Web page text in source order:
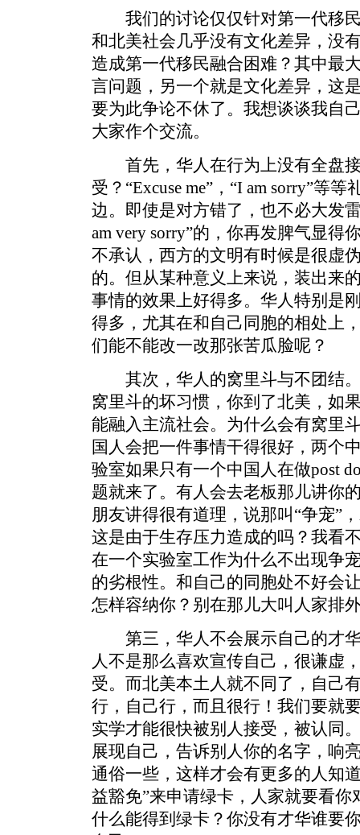
我们的讨论仅仅针对第一代移民
和北美社会几乎没有文化差异，没
造成第一代移民融合困难？其中最
言问题，另一个就是文化差异，这
要为此争论不休了。我想谈谈我自
大家作个交流。
首先，华人在行为上没有全盘接
受？“Excuse me”，“I am sorry”等
边。即使是对方错了，也不必大发
am very sorry”的，你再发脾气显得
不承认，西方的文明有时候是很虚
的。但从某种意义上来说，装出来
事情的效果上好得多。华人特别是
得多，尤其在和自己同胞的相处上
们能不能改一改那张苦瓜脸呢？
其次，华人的窝里斗与不团结。
窝里斗的坏习惯，你到了北美，如
能融入主流社会。为什么会有窝里
国人会把一件事情干得很好，两个
验室如果只有一个中国人在做post
题就来了。有人会去老板那儿讲你
朋友讲得很有道理，说那叫“争宠”
这是由于生存压力造成的吗？我看
在一个实验室工作为什么不出现争
的劣根性。和自己的同胞处不好会
怎样容纳你？别在那儿大叫人家排
第三，华人不会展示自己的才华
人不是那么喜欢宣传自己，很谦虚
受。而北美本土人就不同了，自己
行，自己行，而且很行！我们要就
实学才能很快被别人接受，被认同
展现自己，告诉别人你的名字，响
通俗一些，这样才会有更多的人知
益豁免”来申请绿卡，人家就要看
什么能得到绿卡？你没有才华谁要